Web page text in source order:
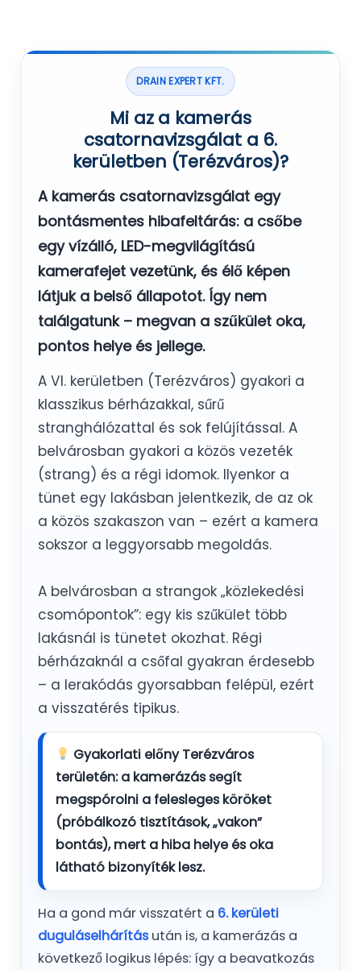
DRAIN EXPERT KFT.
Mi az a kamerás
csatornavizsgálat a 6.
kerületben (Terézváros)?
A kamerás csatornavizsgálat egy
bontásmentes hibafeltárás: a csőbe
egy vízálló, LED-megvilágítású
kamerafejet vezetünk, és élő képen
látjuk a belső állapotot. Így nem
találgatunk – megvan a szűkület oka,
pontos helye és jellege.
A VI. kerületben (Terézváros) gyakori a
klasszikus bérházakkal, sűrű
stranghálózattal és sok felújítással. A
belvárosban gyakori a közös vezeték
(strang) és a régi idomok. Ilyenkor a
tünet egy lakásban jelentkezik, de az ok
a közös szakaszon van – ezért a kamera
sokszor a leggyorsabb megoldás.
A belvárosban a strangok „közlekedési
csomópontok”: egy kis szűkület több
lakásnál is tünetet okozhat. Régi
bérházaknál a csőfal gyakran érdesebb
– a lerakódás gyorsabban felépül, ezért
a visszatérés tipikus.
Gyakorlati előny Terézváros
területén:a kamerázás segít
megspórolni a felesleges köröket
(próbálkozó tisztítások, „vakon”
bontás), mert a hiba helye és oka
látható bizonyíték lesz.
Ha a gond már visszatért a 6. kerületi
duguláselhárítás után is, a kamerázás a
következő logikus lépés: így a beavatkozás